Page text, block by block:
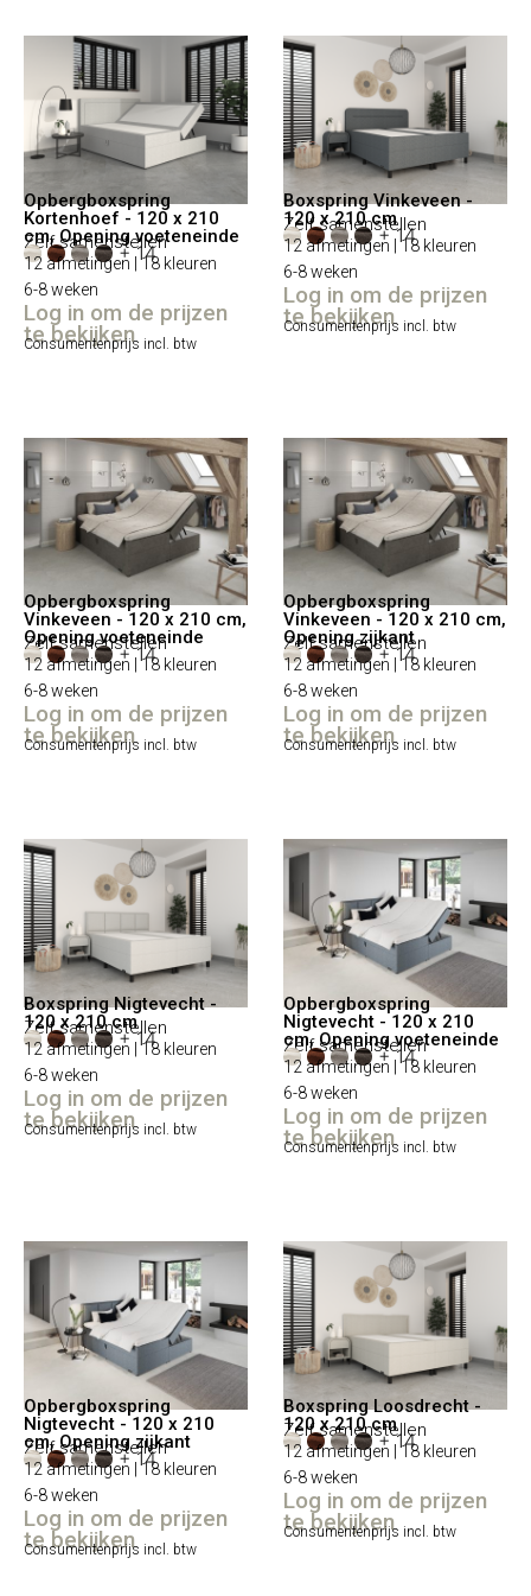
Opbergboxspring
Kortenhoef - 120 x 210
cm, Opening voeteneinde
Zelf samenstellen
+ 14
12 afmetingen | 18 kleuren
6-8 weken
Log in om de prijzen
te bekijken
Consumentenprijs incl. btw
Boxspring Vinkeveen -
120 x 210 cm
Zelf samenstellen
+ 14
12 afmetingen | 18 kleuren
6-8 weken
Log in om de prijzen
te bekijken
Consumentenprijs incl. btw
Opbergboxspring
Vinkeveen - 120 x 210 cm,
Opening voeteneinde
Zelf samenstellen
+ 14
12 afmetingen | 18 kleuren
6-8 weken
Log in om de prijzen
te bekijken
Consumentenprijs incl. btw
Opbergboxspring
Vinkeveen - 120 x 210 cm,
Opening zijkant
Zelf samenstellen
+ 14
12 afmetingen | 18 kleuren
6-8 weken
Log in om de prijzen
te bekijken
Consumentenprijs incl. btw
Boxspring Nigtevecht -
120 x 210 cm
Zelf samenstellen
+ 14
12 afmetingen | 18 kleuren
6-8 weken
Log in om de prijzen
te bekijken
Consumentenprijs incl. btw
Opbergboxspring
Nigtevecht - 120 x 210
cm, Opening voeteneinde
Zelf samenstellen
+ 14
12 afmetingen | 18 kleuren
6-8 weken
Log in om de prijzen
te bekijken
Consumentenprijs incl. btw
Opbergboxspring
Nigtevecht - 120 x 210
cm, Opening zijkant
Zelf samenstellen
+ 14
12 afmetingen | 18 kleuren
6-8 weken
Log in om de prijzen
te bekijken
Consumentenprijs incl. btw
Boxspring Loosdrecht -
120 x 210 cm
Zelf samenstellen
+ 14
12 afmetingen | 18 kleuren
6-8 weken
Log in om de prijzen
te bekijken
Consumentenprijs incl. btw